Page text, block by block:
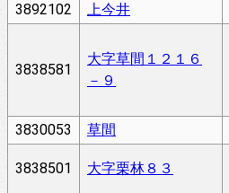
3892102
上今井
3838581
大字草間１２１６
－９
3830053 草間
3838501 大字栗林８３